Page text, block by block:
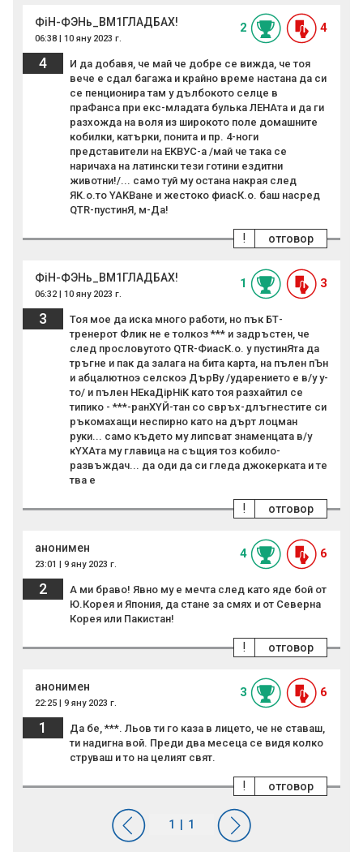
ФiН-ФЭНь_BM1ГЛАДБАХ!
06:38 | 10 яну 2023 г.
2 4
4
И да добавя, че май че добре се вижда, че тоя
вече е сдал багажа и крайно време настана да си
се пенционира там у дълбокото селце в
праФанса при екс-младата булька ЛЕНАта и да ги
разхожда на воля из широкото поле домашните
кобилки, катърки, понита и пр. 4-ноги
представители на ЕКВУС-а /май че така се
наричаха на латински тези готини ездитни
животни!/... само туй му остана накрая след
ЯК.о.то YAKBане и жестоко фиасК.о. баш насред
QTR-пустинЯ, м-Да!
отговор
!
ФiН-ФЭНь_BM1ГЛАДБАХ!
06:32 | 10 яну 2023 г.
1 3
3
Тоя мое да иска много работи, но пък БТ-
тренерот Флик не е толкоз *** и задръстен, че
след прословутото QTR-ФиасК.о. у пустинЯта да
тръгне и пак да залага на бита карта, на пълен пЪн
и абцалютноэ селскоэ ДърВу /ударението е в/у у-
то/ и пълен НЕкаДipHiK като тоя разхайтил се
типико - ***-ранХYЙ-тан со свръх-длъгнестите си
ръкомахащи неспирно като на дърт лоцман
руки... само където му липсват знаменцата в/у
кYXAта му главица на същия тоз кобило-
развъждач... да оди да си гледа джокерката и те
тва е
отговор
!
анонимен
23:01 | 9 яну 2023 г.
4 6
2
А ми браво! Явно му е мечта след като яде бой от
Ю.Корея и Япония, да стане за смях и от Северна
Корея или Пакистан!
отговор
!
анонимен
22:25 | 9 яну 2023 г.
3 6
1
Да бе, ***. Льов ти го каза в лицето, че не ставаш,
ти надигна вой. Преди два месеца се видя колко
струваш и то на целият свят.
отговор
!